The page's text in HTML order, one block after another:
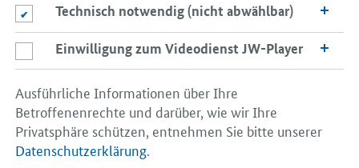
Technisch notwendig (nicht abwählbar)
Technisch notwendig (nicht abwählbar)
Einwilligung zum Videodienst JW-Player
Einwilligung zum Videodienst JW-Player
Ausführliche Informationen über Ihre
Betroffenenrechte und darüber, wie wir Ihre
Privatsphäre schützen, entnehmen Sie bitte unserer
Datenschutzerklärung.